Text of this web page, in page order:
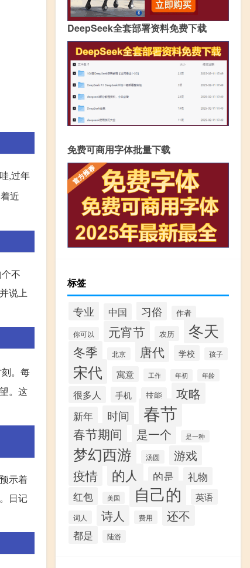
,过年
近
不
说上
。每
。这
示着
日记
DeepSeek全套部署资料免费下载
免费可商用字体批量下载
标签
专业 中国 习俗 作者
你可以 元宵节 农历 冬天
冬季 北京 唐代 学校 孩子
宋代 寓意 工作 年初 年龄
很多人 手机 技能 攻略
新年 时间 春节
春节期间 是一个 是一种
梦幻西游 汤圆 游戏
疫情 的人 的是
礼物
红包
美国 自己的 英语
词人 诗人 费用 还不
都是 陆游